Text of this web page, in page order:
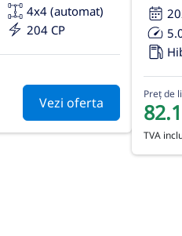
4x4 (automat)
204 CP
Vezi oferta
Preț de
TVA